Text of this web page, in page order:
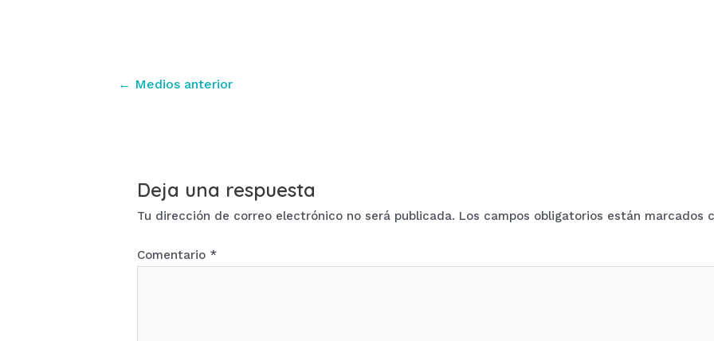
Navegación
← Medios anterior
Deja una respuesta
Tu dirección de correo electrónico no será publicada. Los campos obligatorios están marcados
Comentario *